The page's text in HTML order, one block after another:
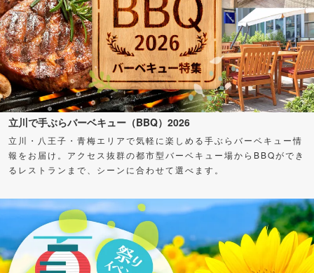
立川で手ぶらバーベキュー（BBQ）2026
立川・八王子・青梅エリアで気軽に楽しめる手ぶらバーベキュー情
報をお届け。アクセス抜群の都市型バーベキュー場からBBQができ
るレストランまで、シーンに合わせて選べます。